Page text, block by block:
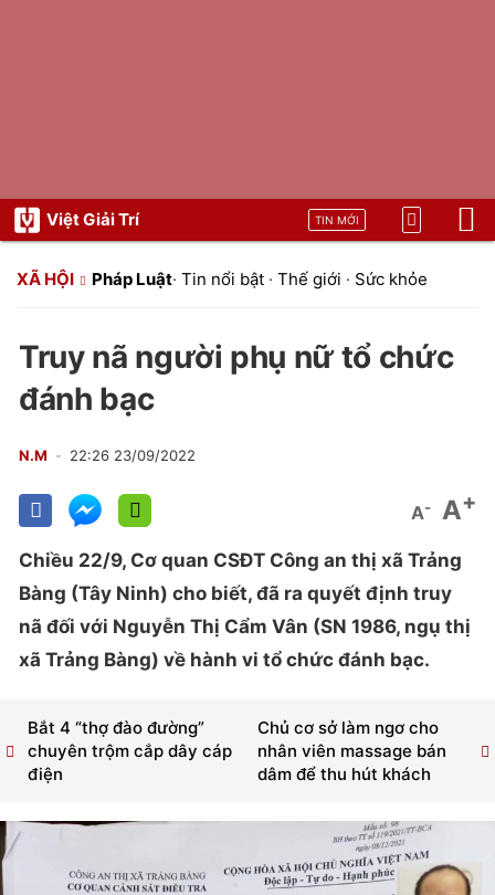
Việt Giải Trí TIN MỚI
XÃ HỘI Pháp Luật· Tin nổi bật · Thế giới · Sức khỏe
Truy nã người phụ nữ tổ chức
đánh bạc
N.M 22:26 23/09/2022
A- A+
Chiều 22/9, Cơ quan CSĐT Công an thị xã Trảng
Bàng (Tây Ninh) cho biết, đã ra quyết định truy
nã đối với Nguyễn Thị Cẩm Vân (SN 1986, ngụ thị
xã Trảng Bàng) về hành vi tổ chức đánh bạc.
Chủ cơ sở làm ngơ cho
nhân viên massage bán
dâm để thu hút khách
Bắt 4 “thợ đào đường”
chuyên trộm cắp dây cáp
điện